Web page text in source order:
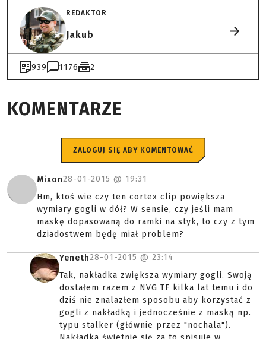
REDAKTOR
Jakub
939 1176 2
KOMENTARZE
ZALOGUJ SIĘ ABY KOMENTOWAĆ
Mixon28-01-2015 @ 19:31
Hm, ktoś wie czy ten cortex clip powiększa
wymiary gogli w dół? W sensie, czy jeśli mam
maskę dopasowaną do ramki na styk, to czy z tym
dziadostwem będę miał problem?
Yeneth28-01-2015 @ 23:14
Tak, nakładka zwiększa wymiary gogli. Swoją
dostałem razem z NVG TF kilka lat temu i do
dziś nie znalazłem sposobu aby korzystać z
gogli z nakładką i jednocześnie z maską np.
typu stalker (głównie przez "nochala").